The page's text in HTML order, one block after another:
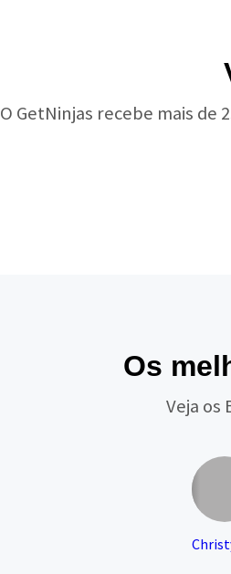
O GetNinjas recebe mais de
Os
Veja os